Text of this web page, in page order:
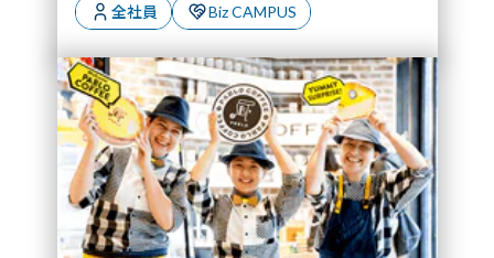
全社員 Biz CAMPUS